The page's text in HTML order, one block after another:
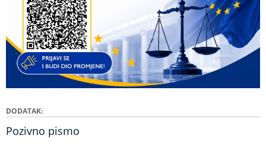
DODATAK
Pozivno pismo